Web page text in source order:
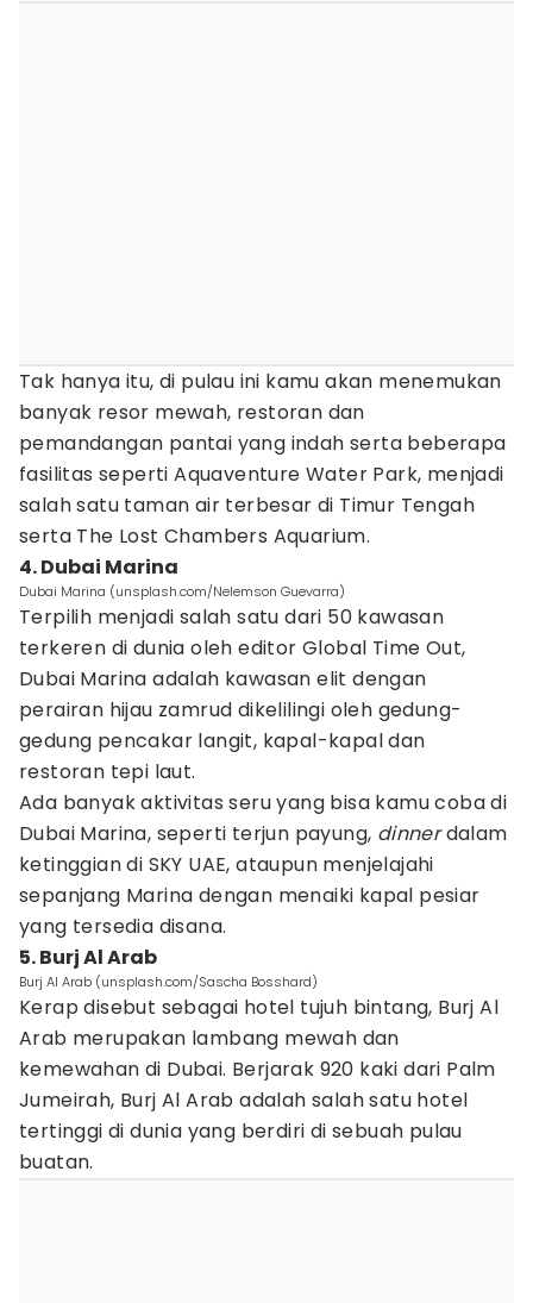
Tak hanya itu, di pulau ini kamu akan menemukan
banyak resor mewah, restoran dan
pemandangan pantai yang indah serta beberapa
fasilitas seperti Aquaventure Water Park, menjadi
salah satu taman air terbesar di Timur Tengah
serta The Lost Chambers Aquarium.
4. Dubai Marina
Dubai Marina (unsplash.com/Nelemson Guevarra)
Terpilih menjadi salah satu dari 50 kawasan
terkeren di dunia oleh editor Global Time Out,
Dubai Marina adalah kawasan elit dengan
perairan hijau zamrud dikelilingi oleh gedung-
gedung pencakar langit, kapal-kapal dan
restoran tepi laut.
Ada banyak aktivitas seru yang bisa kamu coba di
Dubai Marina, seperti terjun payung, dinnerdalam
ketinggian di SKY UAE, ataupun menjelajahi
sepanjang Marina dengan menaiki kapal pesiar
yang tersedia disana.
5. Burj Al Arab
Burj Al Arab (unsplash.com/Sascha Bosshard)
Kerap disebut sebagai hotel tujuh bintang, Burj Al
Arab merupakan lambang mewah dan
kemewahan di Dubai. Berjarak 920 kaki dari Palm
Jumeirah, Burj Al Arab adalah salah satu hotel
tertinggi di dunia yang berdiri di sebuah pulau
buatan.